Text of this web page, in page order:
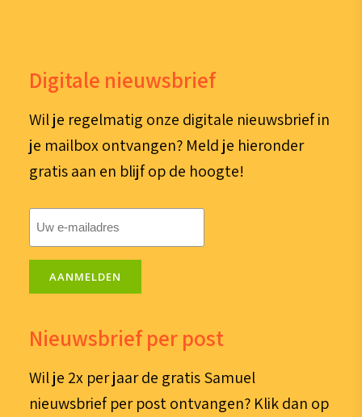
Digitale nieuwsbrief
Wil je regelmatig onze digitale nieuwsbrief in
je mailbox ontvangen? Meld je hieronder
gratis aan en blijf op de hoogte!
AANMELDEN
Nieuwsbrief per post
Wil je 2x per jaar de gratis Samuel
nieuwsbrief per post ontvangen? Klik dan op